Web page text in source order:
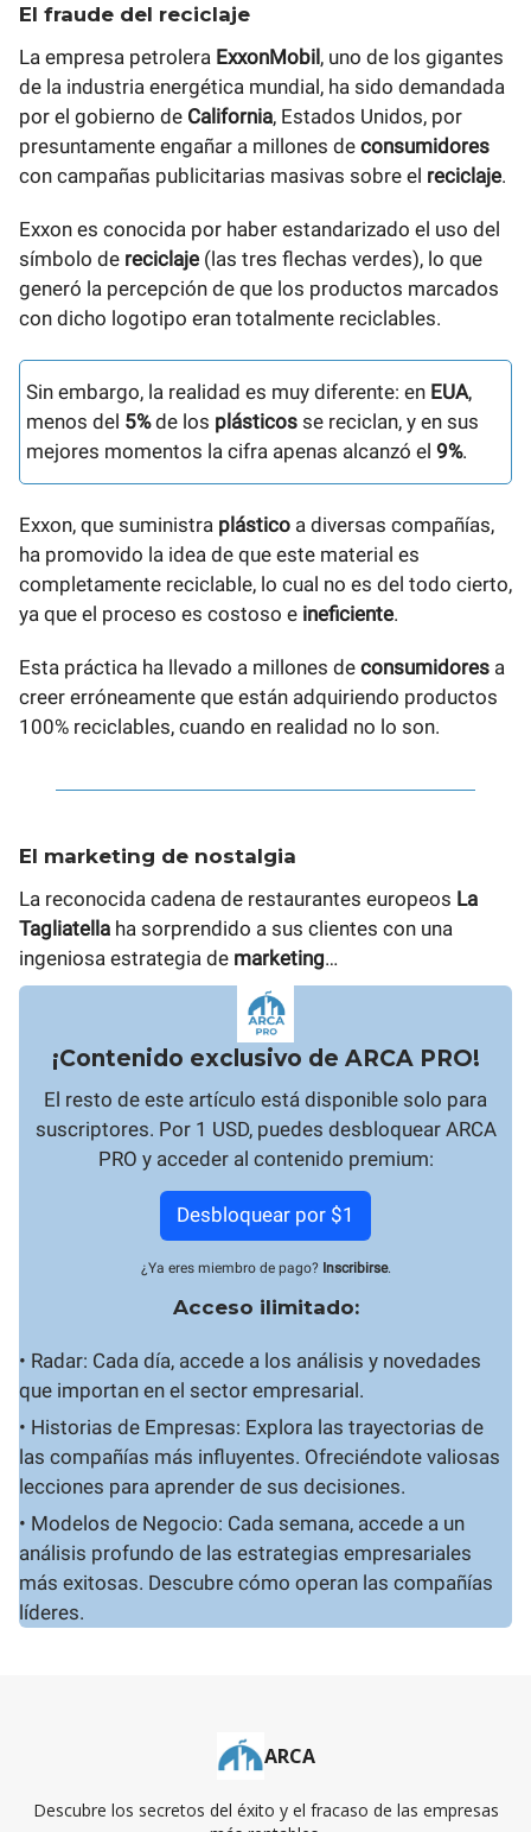
El fraude del reciclaje
La empresa petrolera ExxonMobil, uno de los gigantes
de la industria energética mundial, ha sido demandada
por el gobierno de California, Estados Unidos, por
presuntamente engañar a millones de consumidores
con campañas publicitarias masivas sobre el reciclaje.
Exxon es conocida por haber estandarizado el uso del
símbolo de reciclaje (las tres flechas verdes), lo que
generó la percepción de que los productos marcados
con dicho logotipo eran totalmente reciclables.
Sin embargo, la realidad es muy diferente: en EUA,
menos del 5%de los plásticos se reciclan, y en sus
mejores momentos la cifra apenas alcanzó el 9%.
Exxon, que suministra plástico a diversas compañías,
ha promovido la idea de que este material es
completamente reciclable, lo cual no es del todo cierto,
ya que el proceso es costoso e ineficiente.
Esta práctica ha llevado a millones de consumidores a
creer erróneamente que están adquiriendo productos
100% reciclables, cuando en realidad no lo son.
El marketing de nostalgia
La reconocida cadena de restaurantes europeos La
Tagliatella ha sorprendido a sus clientes con una
ingeniosa estrategia de marketing…
¡Contenido exclusivo de ARCA PRO!
El resto de este artículo está disponible solo para
suscriptores. Por 1 USD, puedes desbloquear ARCA
PRO y acceder al contenido premium:
Desbloquear por $1
¿Ya eres miembro de pago? Inscribirse.
Acceso ilimitado:
• Radar: Cada día, accede a los análisis y novedades
que importan en el sector empresarial.
• Historias de Empresas: Explora las trayectorias de
las compañías más influyentes. Ofreciéndote valiosas
lecciones para aprender de sus decisiones.
• Modelos de Negocio: Cada semana, accede a un
análisis profundo de las estrategias empresariales
más exitosas. Descubre cómo operan las compañías
líderes.
ARCA
Descubre los secretos del éxito y el fracaso de las empresas